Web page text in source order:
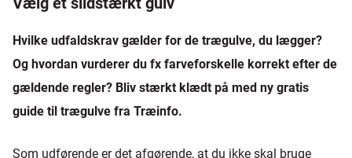
Hvilke udfaldskrav gælder for de trægulve, du lægger?
Og hvordan vurderer du fx farveforskelle korrekt efter de
gældende regler? Bliv stærkt klædt på med ny gratis
guide til trægulve fra Træinfo.
Som udførende er det afgørende, at du ikke skal bruge